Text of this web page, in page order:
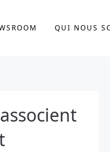
QUI NOUS